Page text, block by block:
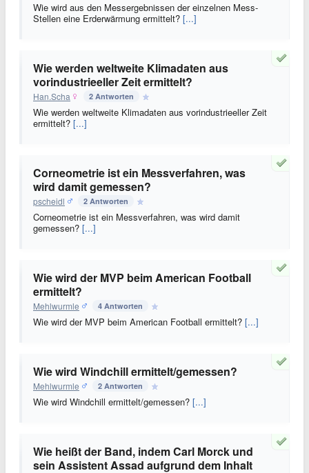
Wie wird aus den Messergebnissen der einzelnen Mess-
Stellen eine Erderwärmung ermittelt? [...]
Wie werden weltweite Klimadaten aus
vorindustrieeller Zeit ermittelt?
Han.Scha 2 Antworten
Wie werden weltweite Klimadaten aus vorindustrieeller Zeit
ermittelt? [...]
Corneometrie ist ein Messverfahren, was
wird damit gemessen?
pscheidl 2 Antworten
Corneometrie ist ein Messverfahren, was wird damit
gemessen? [...]
Wie wird der MVP beim American Football
ermittelt?
Mehlwurmle 4 Antworten
Wie wird der MVP beim American Football ermittelt? [...]
Wie wird Windchill ermittelt/gemessen?
Mehlwurmle 2 Antworten
Wie wird Windchill ermittelt/gemessen? [...]
Wie heißt der Band, indem Carl Morck und
sein Assistent Assad aufgrund dem Inhalt